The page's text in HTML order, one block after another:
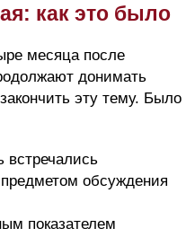
как это было
месяца после
донимать
эту тему. Было
встречались
обсуждения
показателем